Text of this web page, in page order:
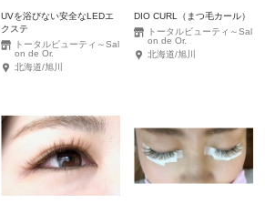
UVを浴びない安全なLEDエ
クステ
トータルビューティ～Sal
on de Or.
北海道/旭川
DIO CURL（まつ毛カール）
トータルビューティ～Sal
on de Or.
北海道/旭川